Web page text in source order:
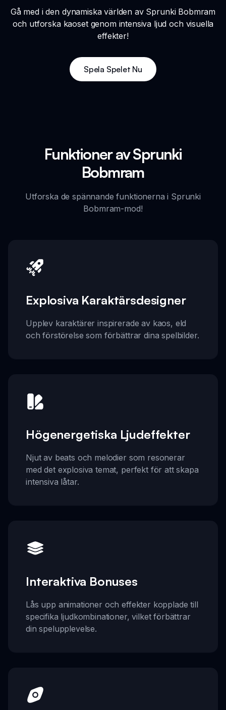
Gå med i den dynamiska världen av Sprunki Bobmram
och utforska kaoset genom intensiva ljud och visuella
effekter!
Spela Spelet Nu
Funktioner av Sprunki
Bobmram
Utforska de spännande funktionerna i Sprunki
Bobmram-mod!
Explosiva Karaktärsdesigner
Upplev karaktärer inspirerade av kaos, eld
och förstörelse som förbättrar dina spelbilder.
Högenergetiska Ljudeffekter
Njut av beats och melodier som resonerar
med det explosiva temat, perfekt för att skapa
intensiva låtar.
Interaktiva Bonuses
Lås upp animationer och effekter kopplade till
specifika ljudkombinationer, vilket förbättrar
din spelupplevelse.